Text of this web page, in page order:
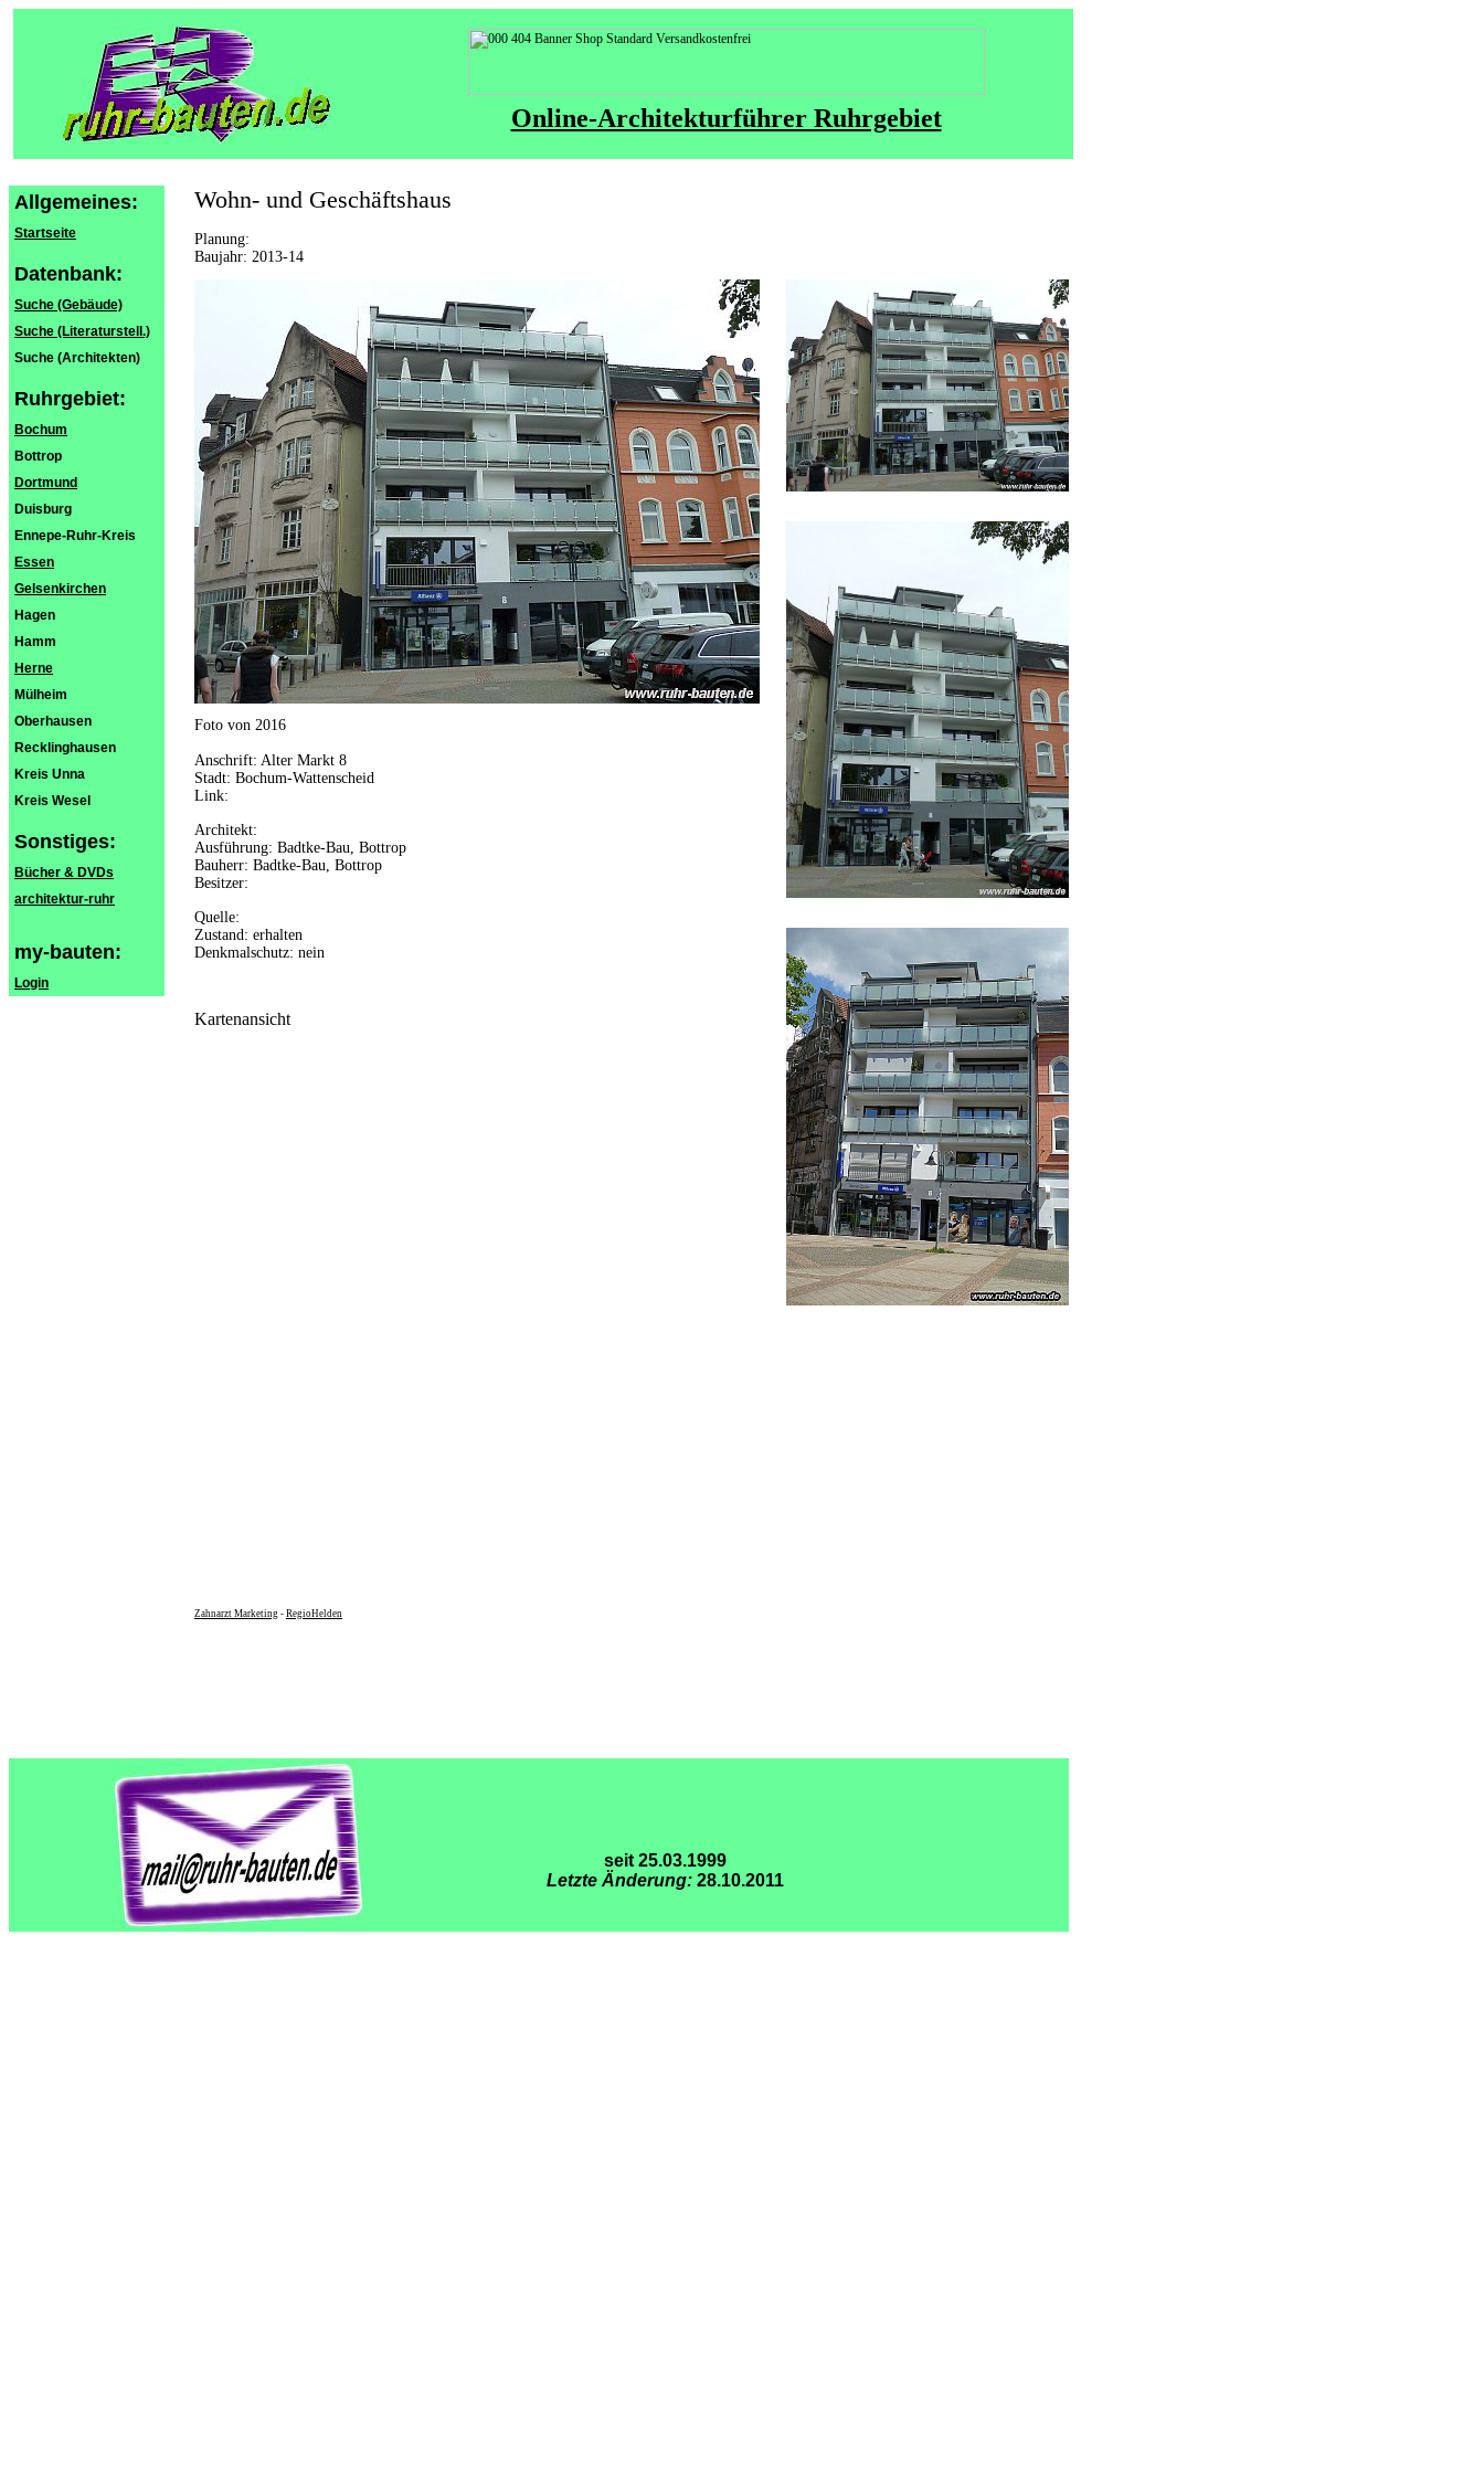
Online-Architekturführer Ruhrgebiet
Allgemeines:
Startseite
Datenbank:
Suche (Gebäude)
Suche (Literaturstell.)
Suche (Architekten)
Ruhrgebiet:
Bochum
Bottrop
Dortmund
Duisburg
Ennepe-Ruhr-Kreis
Essen
Gelsenkirchen
Hagen
Hamm
Herne
Mülheim
Oberhausen
Recklinghausen
Kreis Unna
Kreis Wesel
Sonstiges:
Bücher & DVDs
architektur-ruhr
my-bauten:
Login
Wohn- und Geschäftshaus
Planung:
Baujahr: 2013-14
Foto von 2016
Anschrift: Alter Markt 8
Stadt: Bochum-Wattenscheid
Link:
Architekt:
Ausführung: Badtke-Bau, Bottrop
Bauherr: Badtke-Bau, Bottrop
Besitzer:
Quelle:
Zustand: erhalten
Denkmalschutz: nein
Kartenansicht
Zahnarzt Marketing - RegioHelden
seit 25.03.1999
Letzte Änderung: 28.10.2011